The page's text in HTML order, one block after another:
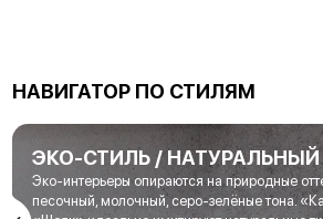
НАВИГАТОР ПО СТИЛЯМ
ЭКО-СТИЛЬ / НАТУРАЛЬНЫЙ
Эко-интерьеры опираются на природные
песочный, молочный, серо-зелёные тона.